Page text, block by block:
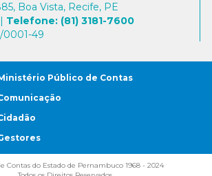
Boa Vista, Recife, PE
Telefone: (81) 3181-7600
0001-49
Público de Contas
Contas do Estado de Pernambuco 1968 - 2024